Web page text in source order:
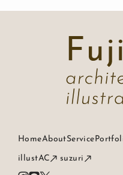
HomeAboutService
illustAC suzuri